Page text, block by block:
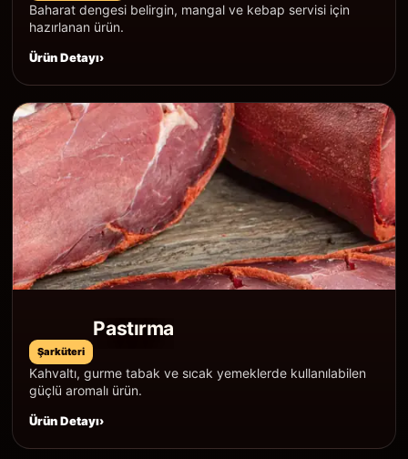
Baharat dengesi belirgin, mangal ve kebap servisi için
hazırlanan ürün.
Ürün Detayı
Şarküteri
Pastırma
Kahvaltı, gurme tabak ve sıcak yemeklerde kullanılabilen
güçlü aromalı ürün.
Ürün Detayı